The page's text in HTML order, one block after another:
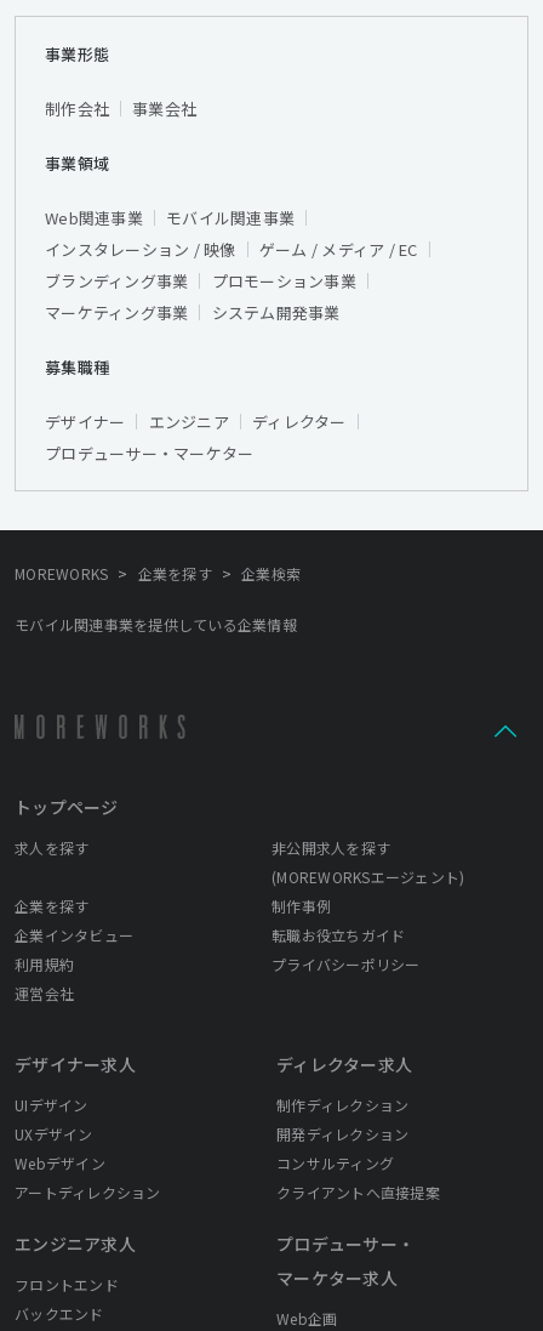
事業形態
制作会社 事業会社
事業領域
Web関連事業
モバイル関連事業
インスタレーション / 映像
ゲーム / メディア / EC
ブランディング事業
プロモーション事業
マーケティング事業
システム開発事業
募集職種
デザイナー エンジニア
ディレクター
プロデューサー・マーケター
MOREWORKS > 企業を探す > 企業検索
モバイル関連事業を提供している企業情報
トップページ
求人を探す
非公開求人を探す
(MOREWORKSエージェント)
企業を探す
制作事例
企業インタビュー
転職お役立ちガイド
利用規約
プライバシーポリシー
運営会社
デザイナー求人
UIデザイン
UXデザイン
Webデザイン
アートディレクション
エンジニア求人
フロントエンド
バックエンド
ディレクター求人
制作ディレクション
開発ディレクション
コンサルティング
クライアントへ直接提案
プロデューサー・
マーケター求人
Web企画